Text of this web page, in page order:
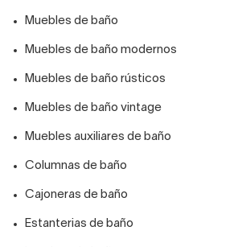
Muebles de baño
Muebles de baño modernos
Muebles de baño rústicos
Muebles de baño vintage
Muebles auxiliares de baño
Columnas de baño
Cajoneras de baño
Estanterias de baño